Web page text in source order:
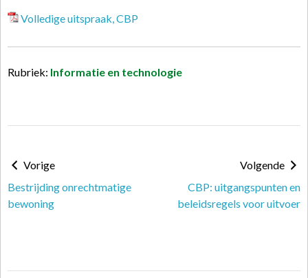
Volledige uitspraak, CBP
Rubriek: Informatie en technologie
Vorige
Bestrijding onrechtmatige
bewoning
Volgende
CBP: uitgangspunten en
beleidsregels voor uitvoer